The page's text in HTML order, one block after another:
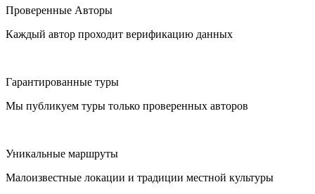
Проверенные Авторы
Каждый автор проходит верификацию данных
Гарантированные туры
Мы публикуем туры только проверенных авторов
Уникальные маршруты
Малоизвестные локации и традиции местной культуры